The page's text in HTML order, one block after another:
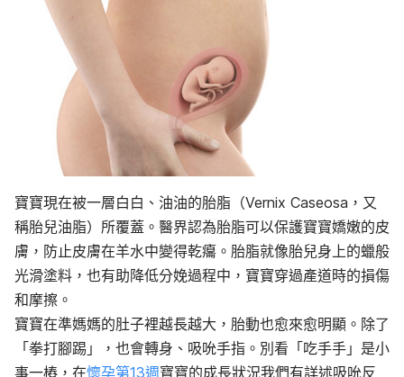
寶寶現在被一層白白、油油的胎脂（Vernix Caseosa，又
稱胎兒油脂）所覆蓋。醫界認為胎脂可以保護寶寶嬌嫩的皮
膚，防止皮膚在羊水中變得乾癟。胎脂就像胎兒身上的蠟般
光滑塗料，也有助降低分娩過程中，寶寶穿過產道時的損傷
和摩擦。
寶寶在準媽媽的肚子裡越長越大，胎動也愈來愈明顯。除了
「拳打腳踢」，也會轉身、吸吮手指。別看「吃手手」是小
事一樁，在懷孕第13週寶寶的成長狀況我們有詳述吸吮反